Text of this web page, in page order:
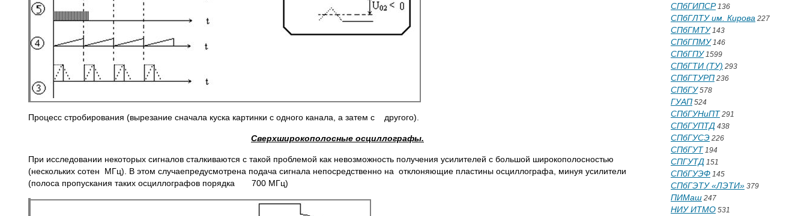
Процесс стробирования (вырезание сначала куска картинки с одного канала, а затем с другого).
Сверхширокополосные осциллографы.
При исследовании некоторых сигналов сталкиваются с такой проблемой как невозможность получения усилителей с большой широкополосностью
(нескольких сотен MГц). В этом случаепредусмотрена подача сигнала непосредственно на отклоняющие пластины осциллографа, минуя усилители
(полоса пропускания таких осциллографов порядка 700 МГц)
СПбГИПСР136
СПбГЛТУ им. Кирова 227
СПбГМТУ143
СПбГПМУ146
СПбГПУ1599
СПбГТИ (ТУ) 293
СПбГТУРП 236
СПбГУ578
ГУАП 524
СПбГУНиПТ 291
СПбГУПТД 438
СПбГУСЭ 226
СПбГУТ 194
СПГУТД 151
СПбГУЭФ 145
СПбГЭТУ «ЛЭТИ» 379
ПИМаш 247
НИУ ИТМО 531